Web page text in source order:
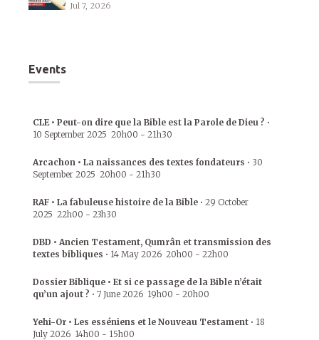
Jul 7, 2026
Events
CLE • Peut-on dire que la Bible est la Parole de Dieu ? •
10 September 2025 20h00 - 21h30
Arcachon • La naissances des textes fondateurs • 30
September 2025 20h00 - 21h30
RAF • La fabuleuse histoire de la Bible • 29 October
2025 22h00 - 23h30
DBD • Ancien Testament, Qumrân et transmission des
textes bibliques • 14 May 2026 20h00 - 22h00
Dossier Biblique • Et si ce passage de la Bible n’était
qu’un ajout ? • 7 June 2026 19h00 - 20h00
Yehi-Or • Les esséniens et le Nouveau Testament • 18
July 2026 14h00 - 15h00